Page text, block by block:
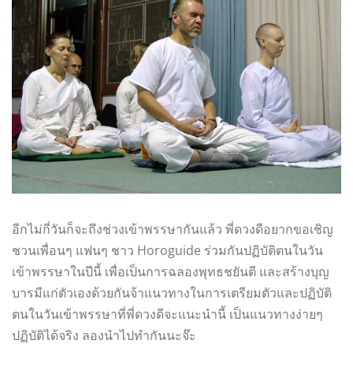
อีกไม่กี่วันก็จะถึงช่วงเข้าพรรษากันแล้ว พี่ดวงดีอยากขอเชิญ
ชวนเพื่อนๆ แฟนๆ ชาว Horoguide ร่วมกันปฏิบัติตนในวัน
เข้าพรรษาในปีนี้ เพื่อเป็นการฉลองพุทธชยันตี และสร้างบุญ
บารมีแก่ตัวเองด้วยกันจ้าแนวทางในการเตรียมตัวและปฏิบัติ
ตนในวันเข้าพรรษาที่พี่ดวงดีจะแนะนำนี้ เป็นแนวทางง่ายๆ
ปฏิบัติได้จริง ลองนำไปทำกันนะจ๊ะ